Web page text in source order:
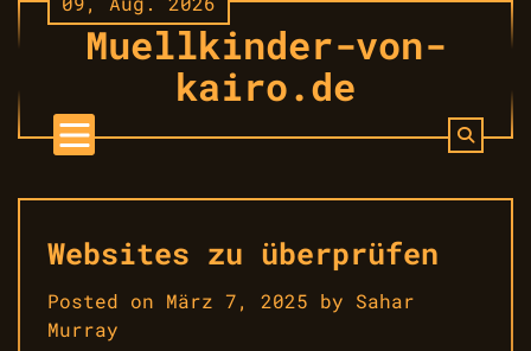
Skip
to
Muellkinder-von-
kairo.de
Websites zu überprüfen
Posted on März 7, 2025 by Sahar
Murray